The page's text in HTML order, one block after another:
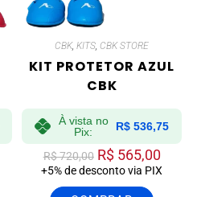
CBK,KITS, CBK STORE
KIT PROTETOR AZUL
CBK
À vista no
Pix:
R$ 536,75
R$720,00 R$565,00
+5% de desconto via PIX